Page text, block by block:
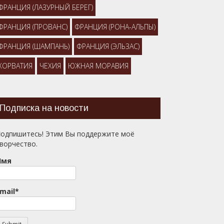
(ЛАЗУРНЫЙ БЕРЕГ)
(ПРОВАНС) ФРАНЦИЯ (РОНА-АЛЬПЫ)
(ШАМПАНЬ) ФРАНЦИЯ (ЭЛЬЗАС)
ЧЕХИЯ ЮЖНАЯ МОРАВИЯ
Подписка на новости
Этим Вы поддержите моё